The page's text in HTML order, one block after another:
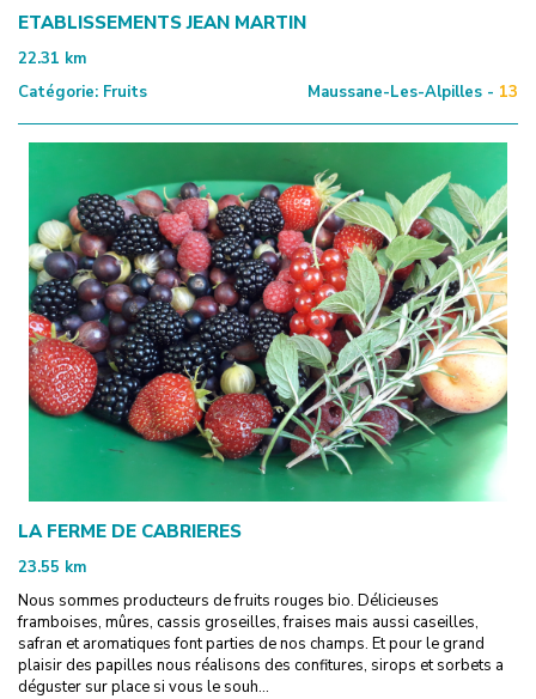
ETABLISSEMENTS JEAN MARTIN
22.31 km
Catégorie: Fruits Maussane-Les-Alpilles - 13
LA FERME DE CABRIERES
23.55 km
Nous sommes producteurs de fruits rouges bio. Délicieuses
framboises, mûres, cassis groseilles, fraises mais aussi caseilles,
safran et aromatiques font parties de nos champs. Et pour le grand
plaisir des papilles nous réalisons des confitures, sirops et sorbets a
déguster sur place si vous le souh...